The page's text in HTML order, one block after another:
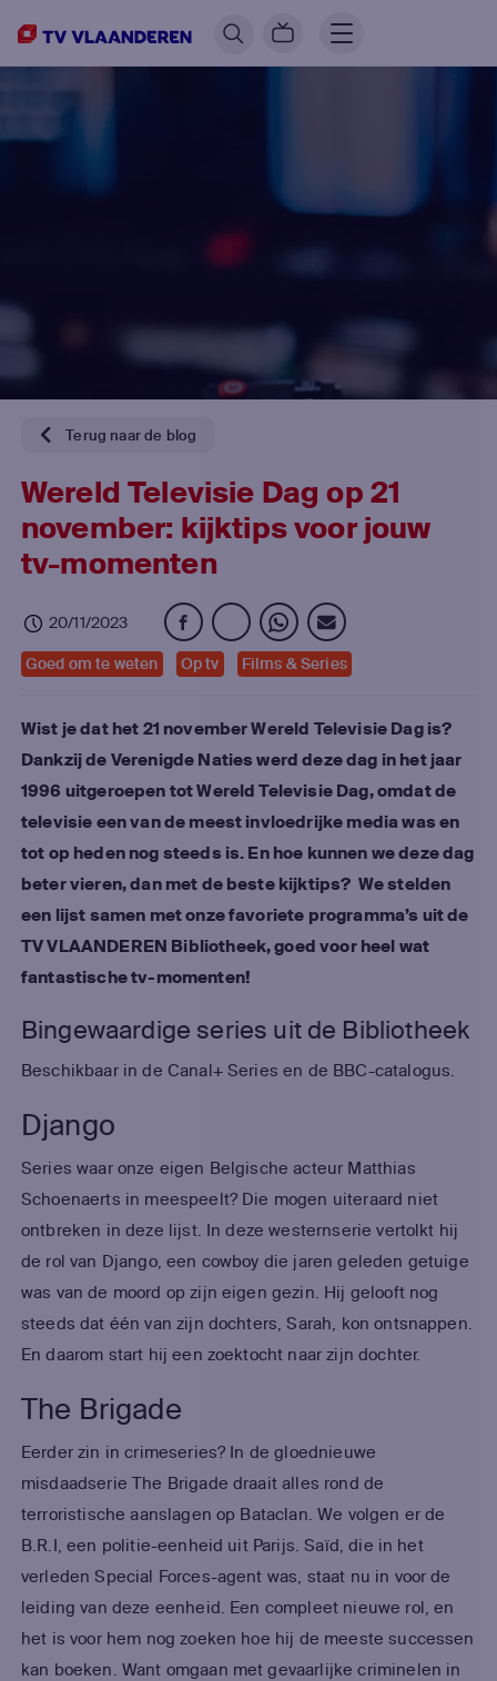
Terug naar de blog
Wereld Televisie Dag op 21
november: kijktips voor jouw
tv-momenten
20/11/2023
Goed om te weten Op tv Films & Series
Wist je dat het 21 november Wereld Televisie Dag is?
Dankzij de Verenigde Naties werd deze dag in het jaar
1996 uitgeroepen tot Wereld Televisie Dag, omdat de
televisie een van de meest invloedrijke media was en
tot op heden nog steeds is. En hoe kunnen we deze dag
beter vieren, dan met de beste kijktips? We stelden
een lijst samen met onze favoriete programma’s uit de
TV VLAANDEREN Bibliotheek, goed voor heel wat
fantastische tv-momenten!
Bingewaardige series uit de Bibliotheek
Beschikbaar in de Canal+ Series en de BBC-catalogus.
Django
Series waar onze eigen Belgische acteur Matthias
Schoenaerts in meespeelt? Die mogen uiteraard niet
ontbreken in deze lijst. In deze westernserie vertolkt hij
de rol van Django, een cowboy die jaren geleden getuige
was van de moord op zijn eigen gezin. Hij gelooft nog
steeds dat één van zijn dochters, Sarah, kon ontsnappen.
En daarom start hij een zoektocht naar zijn dochter.
The Brigade
Eerder zin in crimeseries? In de gloednieuwe
misdaadserie The Brigade draait alles rond de
terroristische aanslagen op Bataclan. We volgen er de
B.R.I, een politie-eenheid uit Parijs. Saïd, die in het
verleden Special Forces-agent was, staat nu in voor de
leiding van deze eenheid. Een compleet nieuwe rol, en
het is voor hem nog zoeken hoe hij de meeste successen
kan boeken. Want omgaan met gevaarlijke criminelen in